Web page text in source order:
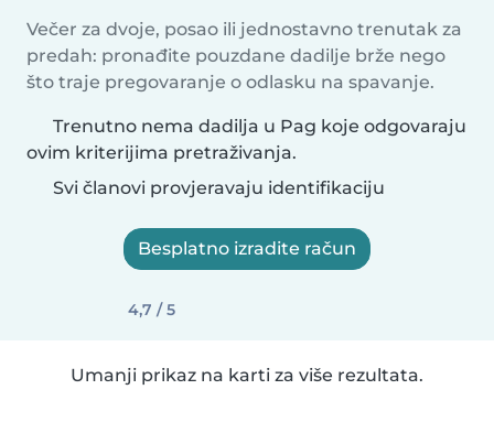
Večer za dvoje, posao ili jednostavno trenutak za
predah: pronađite pouzdane dadilje brže nego
što traje pregovaranje o odlasku na spavanje.
Trenutno nema dadilja u Pag koje odgovaraju
ovim kriterijima pretraživanja.
Svi članovi provjeravaju identifikaciju
Besplatno izradite račun
4,7 / 5
Umanji prikaz na karti za više rezultata.